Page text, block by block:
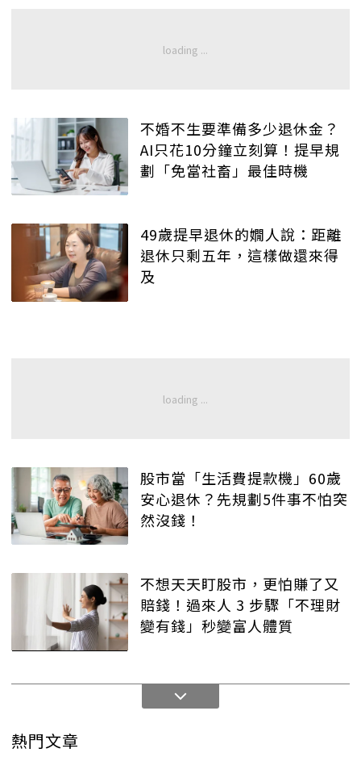
不婚不生要準備多少退休金？
AI只花10分鐘立刻算！提早規
劃「免當社畜」最佳時機
49歲提早退休的嫺人說：距離
退休只剩五年，這樣做還來得
及
股市當「生活費提款機」60歲
安心退休？先規劃5件事不怕突
然沒錢！
不想天天盯股市，更怕賺了又
賠錢！過來人 3 步驟「不理財
變有錢」秒變富人體質
熱門文章